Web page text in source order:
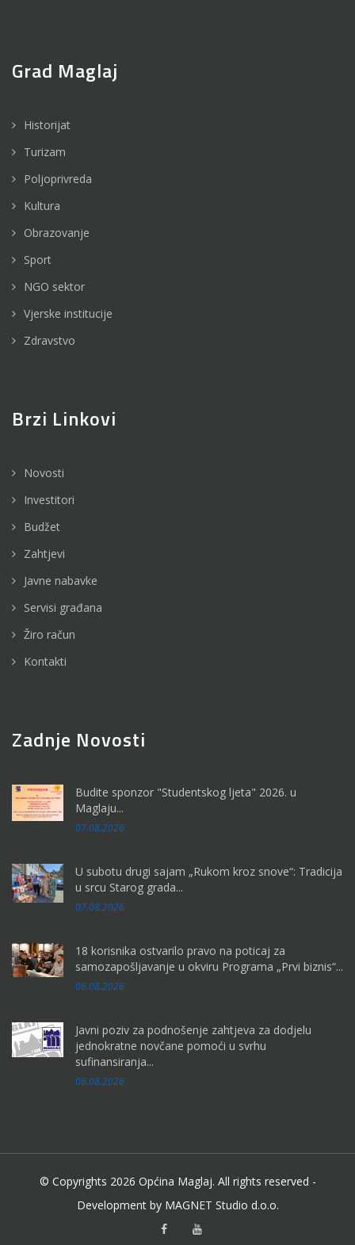
Grad Maglaj
Historijat
Turizam
Poljoprivreda
Kultura
Obrazovanje
Sport
NGO sektor
Vjerske institucije
Zdravstvo
Brzi Linkovi
Novosti
Investitori
Budžet
Zahtjevi
Javne nabavke
Servisi građana
Žiro račun
Kontakti
Zadnje Novosti
Budite sponzor "Studentskog ljeta" 2026. u
Maglaju...
07.08.2026
U subotu drugi sajam „Rukom kroz snove“: Tradicija
u srcu Starog grada...
07.08.2026
18 korisnika ostvarilo pravo na poticaj za
samozapošljavanje u okviru Programa „Prvi biznis“...
06.08.2026
Javni poziv za podnošenje zahtjeva za dodjelu
jednokratne novčane pomoći u svrhu
sufinansiranja...
06.08.2026
© Copyrights 2026 Općina Maglaj. All rights reserved -
Development by MAGNET Studio d.o.o.